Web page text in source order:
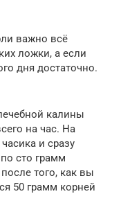
важно всё
ложки, а если
дня достаточно.
калины
на час. На
и сразу
сто грамм
того, как вы
50 грамм корней